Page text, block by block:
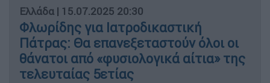
Ελλάδα | 15.07.2025 20:30
Φλωρίδης για Ιατροδικαστική
Πάτρας: Θα επανεξεταστούν όλοι οι
θάνατοι από «φυσιολογικά αίτια» της
τελευταίας 5ετίας